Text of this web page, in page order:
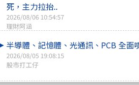
死，主力拉抬..
2026/08/06 10:54:57
理財阿涵
半導體、記憶體、光通訊、PCB 全面
2026/08/05 19:08:15
股市打工仔